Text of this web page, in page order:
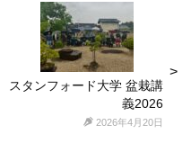
スタンフォード大学 盆栽講
義2026
2026年4月20日